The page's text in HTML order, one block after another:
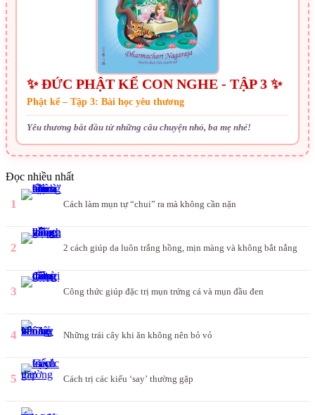
✨ ĐỨC PHẬT KỂ CON NGHE - TẬP 3 ✨
Phật kể – Tập 3: Bài học yêu thương
Yêu thương bắt đầu từ những câu chuyện nhỏ, ba mẹ nhé!
Đọc nhiều nhất
1 Cách làm mụn tự “chui” ra mà không cần nặn
2 2 cách giúp da luôn trắng hồng, mịn màng và không bắt nắng
3 Công thức giúp đặc trị mụn trứng cá và mụn đầu đen
4 Những trái cây khi ăn không nên bỏ vỏ
5 Cách trị các kiểu ‘say’ thường gặp